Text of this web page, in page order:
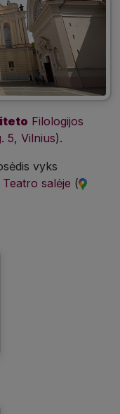
Filologijos
5, Vilnius).
vyks
Teatro salėje (